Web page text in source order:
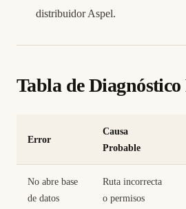
distribuidor Aspel.
Tabla de
Error
Causa
Probable
No abre base
de datos
Ruta incorrecta
o permisos